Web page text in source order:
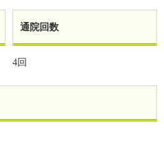
通院回数
4回